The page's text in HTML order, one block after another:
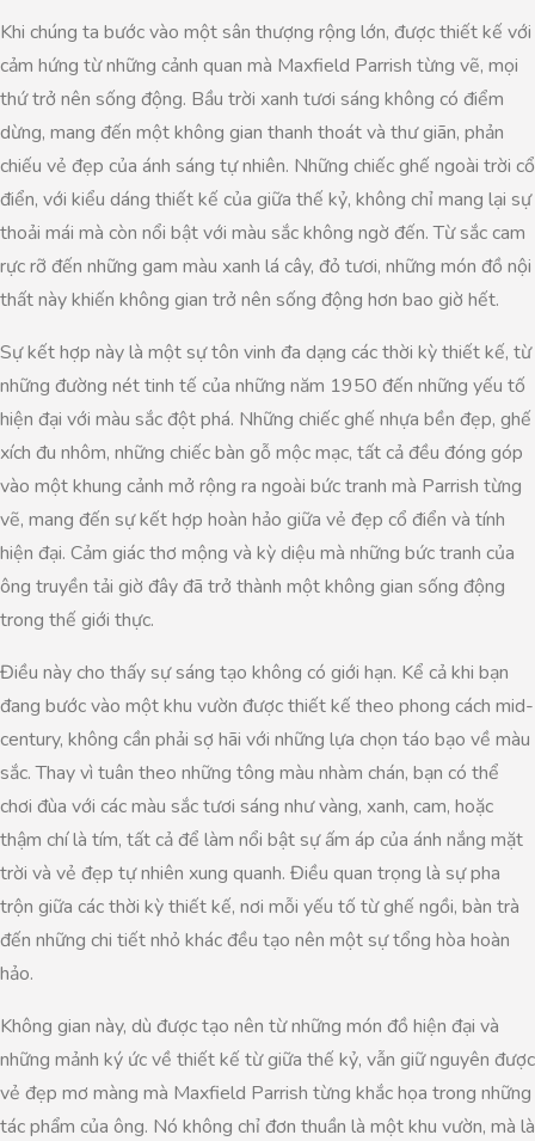
Khi chúng ta bước vào một sân thượng rộng lớn, được thiết kế với
cảm hứng từ những cảnh quan mà Maxfield Parrish từng vẽ, mọi
thứ trở nên sống động. Bầu trời xanh tươi sáng không có điểm
dừng, mang đến một không gian thanh thoát và thư giãn, phản
chiếu vẻ đẹp của ánh sáng tự nhiên. Những chiếc ghế ngoài trời cổ
điển, với kiểu dáng thiết kế của giữa thế kỷ, không chỉ mang lại sự
thoải mái mà còn nổi bật với màu sắc không ngờ đến. Từ sắc cam
rực rỡ đến những gam màu xanh lá cây, đỏ tươi, những món đồ nội
thất này khiến không gian trở nên sống động hơn bao giờ hết.
Sự kết hợp này là một sự tôn vinh đa dạng các thời kỳ thiết kế, từ
những đường nét tinh tế của những năm 1950 đến những yếu tố
hiện đại với màu sắc đột phá. Những chiếc ghế nhựa bền đẹp, ghế
xích đu nhôm, những chiếc bàn gỗ mộc mạc, tất cả đều đóng góp
vào một khung cảnh mở rộng ra ngoài bức tranh mà Parrish từng
vẽ, mang đến sự kết hợp hoàn hảo giữa vẻ đẹp cổ điển và tính
hiện đại. Cảm giác thơ mộng và kỳ diệu mà những bức tranh của
ông truyền tải giờ đây đã trở thành một không gian sống động
trong thế giới thực.
Điều này cho thấy sự sáng tạo không có giới hạn. Kể cả khi bạn
đang bước vào một khu vườn được thiết kế theo phong cách mid-
century, không cần phải sợ hãi với những lựa chọn táo bạo về màu
sắc. Thay vì tuân theo những tông màu nhàm chán, bạn có thể
chơi đùa với các màu sắc tươi sáng như vàng, xanh, cam, hoặc
thậm chí là tím, tất cả để làm nổi bật sự ấm áp của ánh nắng mặt
trời và vẻ đẹp tự nhiên xung quanh. Điều quan trọng là sự pha
trộn giữa các thời kỳ thiết kế, nơi mỗi yếu tố từ ghế ngồi, bàn trà
đến những chi tiết nhỏ khác đều tạo nên một sự tổng hòa hoàn
hảo.
Không gian này, dù được tạo nên từ những món đồ hiện đại và
những mảnh ký ức về thiết kế từ giữa thế kỷ, vẫn giữ nguyên được
vẻ đẹp mơ màng mà Maxfield Parrish từng khắc họa trong những
tác phẩm của ông. Nó không chỉ đơn thuần là một khu vườn, mà là